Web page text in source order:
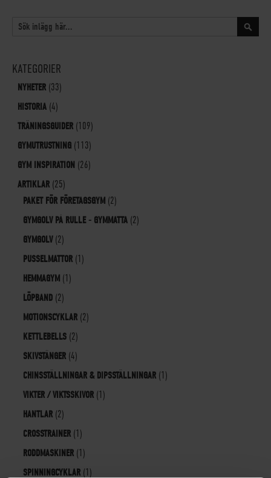
SÖK
KATEGORIER
NYHETER (33)
HISTORIA (4)
TRÄNINGSGUIDER (109)
GYMUTRUSTNING (113)
GYM INSPIRATION (26)
ARTIKLAR (25)
PAKET FÖR FÖRETAGSGYM (2)
GYMGOLV PÅ RULLE - GYMMATTA (2)
GYMGOLV(2)
PUSSELMATTOR (1)
HEMMAGYM (1)
LÖPBAND (2)
MOTIONSCYKLAR (2)
KETTLEBELLS (2)
SKIVSTÄNGER (4)
CHINSSTÄLLNINGAR & DIPSSTÄLLNINGAR (1)
VIKTER / VIKTSSKIVOR (1)
HANTLAR (2)
CROSSTRAINER (1)
RODDMASKINER (1)
SPINNINGCYKLAR (1)